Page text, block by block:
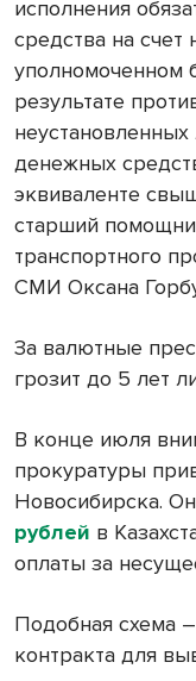
исполнения
средства на счет
уполномоченном
результате
денежных
эквиваленте
старший
транспортного
СМИ Оксана
За валютные
грозит до 5 лет
В конце июля
прокуратуры
Новосибирска. Он
рублей в
оплаты за
Подобная схема
контракта для